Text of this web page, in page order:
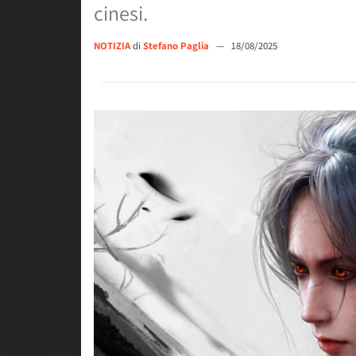
cinesi.
NOTIZIAdi Stefano Paglia — 18/08/2025